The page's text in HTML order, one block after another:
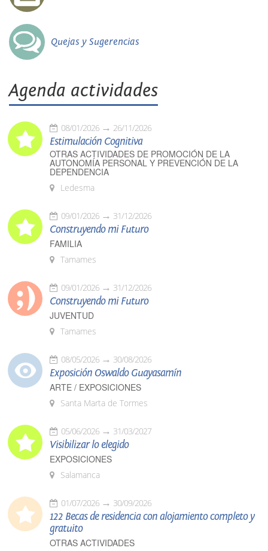
Quejas y Sugerencias
Agenda actividades
08/01/2026 26/11/2026
Estimulación Cognitiva
OTRAS ACTIVIDADES DE PROMOCIÓN DE LA
AUTONOMÍA PERSONAL Y PREVENCIÓN DE LA
DEPENDENCIA
Ledesma
09/01/2026 31/12/2026
Construyendo mi Futuro
FAMILIA
Tamames
09/01/2026 31/12/2026
Construyendo mi Futuro
JUVENTUD
Tamames
08/05/2026 30/08/2026
Exposición Oswaldo Guayasamín
ARTE / EXPOSICIONES
Santa Marta de Tormes
05/06/2026 31/03/2027
Visibilizar lo elegido
EXPOSICIONES
Salamanca
01/07/2026 30/09/2026
122 Becas de residencia con alojamiento completo y
gratuito
OTRAS ACTIVIDADES